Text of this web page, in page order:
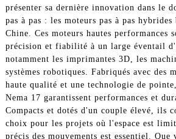
présenter sa dernière innovation dans le
pas à pas : les moteurs pas à pas
Chine. Ces moteurs hautes performances
précision et fiabilité à un large éventail
notamment les imprimantes 3D, les
systèmes robotiques. Fabriqués avec des
haute qualité et une technologie de
Nema 17 garantissent performances et
Compacts et dotés d'un couple élevé, ils
choix pour les projets où l'espace est
précis des mouvements est essentiel. Que